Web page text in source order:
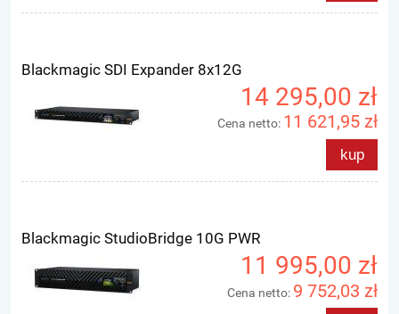
Blackmagic SDI Expander 8x12G
14 295,00 zł
Cena netto: 11 621,95 zł
kup
Blackmagic StudioBridge 10G PWR
11 995,00 zł
Cena netto: 9 752,03 zł